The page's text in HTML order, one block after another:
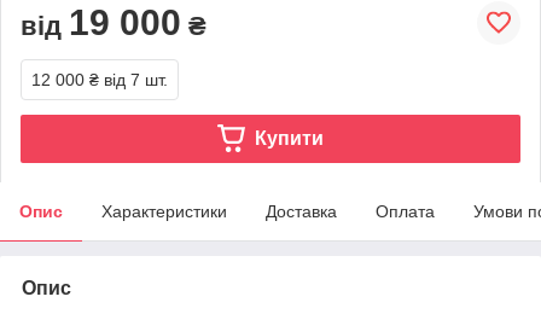
від 19 000 ₴
12 000 ₴ від 7 шт.
Купити
Опис Характеристики Доставка Оплата Умови
Опис